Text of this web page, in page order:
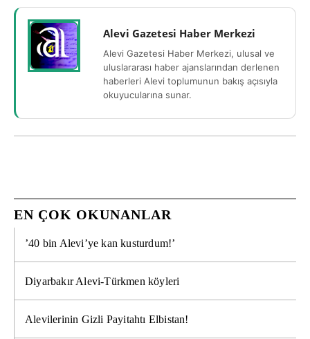
Alevi Gazetesi Haber Merkezi
Alevi Gazetesi Haber Merkezi, ulusal ve
uluslararası haber ajanslarından derlenen
haberleri Alevi toplumunun bakış açısıyla
okuyucularına sunar.
EN ÇOK OKUNANLAR
’40 bin Alevi’ye kan kusturdum!’
Diyarbakır Alevi-Türkmen köyleri
Alevilerinin Gizli Payitahtı Elbistan!